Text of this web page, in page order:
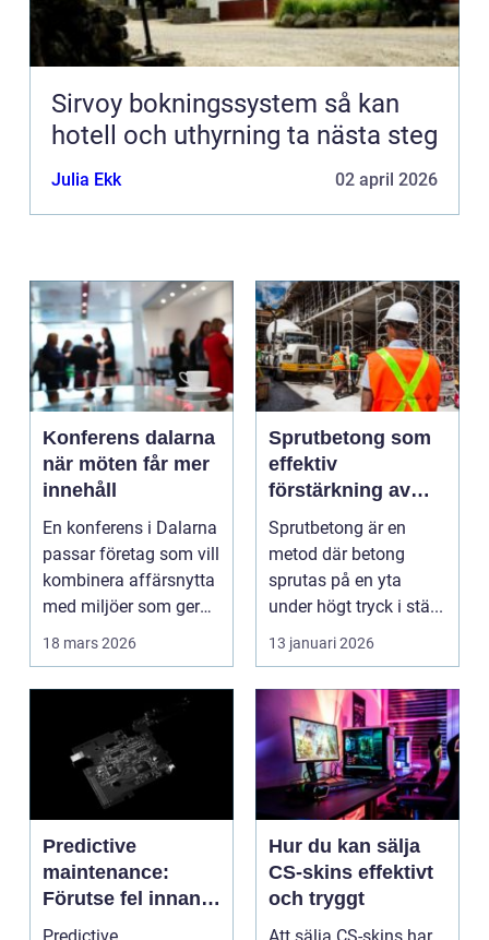
Sirvoy bokningssystem så kan
hotell och uthyrning ta nästa steg
Julia Ekk 02 april 2026
Konferens dalarna
när möten får mer
innehåll
En konferens i Dalarna
passar företag som vill
kombinera affärsnytta
med miljöer som ger
lugn, fokus...
18 mars 2026
Sprutbetong som
effektiv
förstärkning av
berg och betong
Sprutbetong är en
metod där betong
sprutas på en yta
under högt tryck i stä...
13 januari 2026
Predictive
maintenance:
Förutse fel innan
de uppstår med
Hur du kan sälja
CS-skins effektivt
och tryggt